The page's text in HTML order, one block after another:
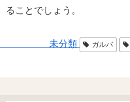
ることでしょう。
未分類 ガルバ